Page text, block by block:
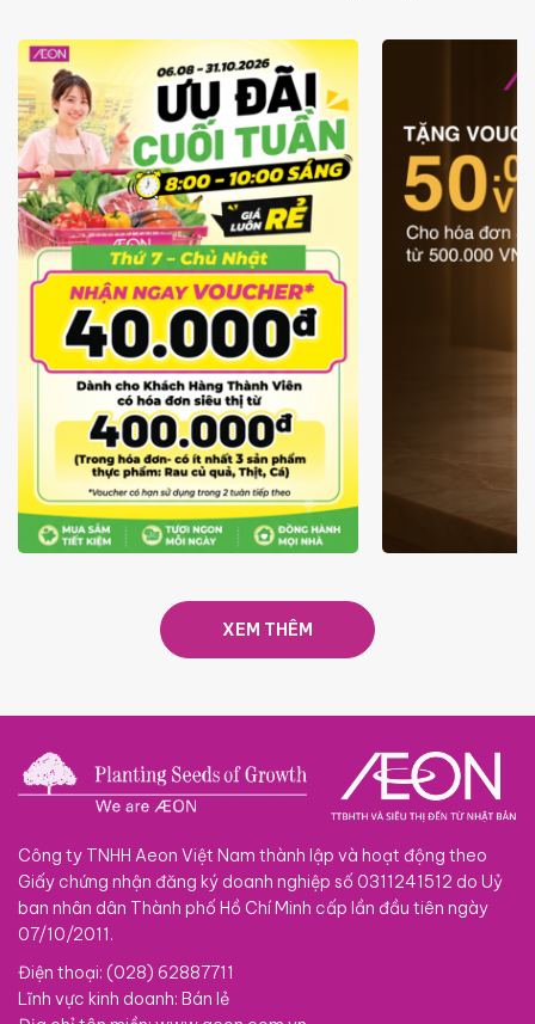
GIÁ LUÔN RẺ TỪ 6/8 - 31/10
ƯU
XEM THÊM
Công ty TNHH Aeon Việt Nam thành lập và hoạt động theo
Giấy chứng nhận đăng ký doanh nghiệp số 0311241512 do Uỷ
ban nhân dân Thành phố Hồ Chí Minh cấp lần đầu tiên ngày
07/10/2011.
Điện thoại: (028) 62887711
Lĩnh vực kinh doanh: Bán lẻ